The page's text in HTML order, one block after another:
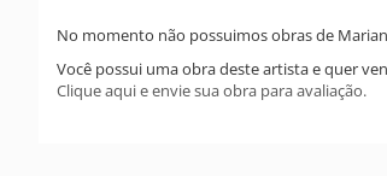
No momento não possuimos obras de
Você possui uma obra deste artista e quer
Clique aqui e envie sua obra para avaliação.